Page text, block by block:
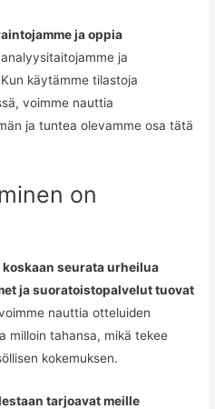
ja oppia
ja
käytämme tilastoja
voimme nauttia
ja tuntea olevamme osa tätä
on
seurata urheilua
ja suoratoistopalvelut tuovat
nauttia otteluiden
milloin tahansa, mikä tekee
kokemuksen.
tarjoavat meille